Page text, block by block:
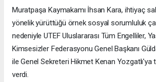
Muratpaşa Kaymakamı İhsan Kara, ihtiyaç
yönelik yürüttüğü örnek sosyal sorumluluk
nedeniyle UTEF Uluslararası Tüm Engelliler,
Kimsesizler Federasyonu Genel Başkanı
ile Genel Sekreteri Hikmet Kenan Yozgatlı'ya
verdi.